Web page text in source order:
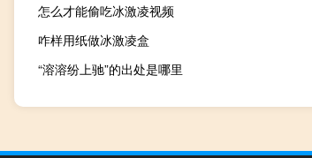
怎么才能偷吃冰激凌视频
咋样用纸做冰激凌盒
“溶溶纷上驰”的出处是哪里